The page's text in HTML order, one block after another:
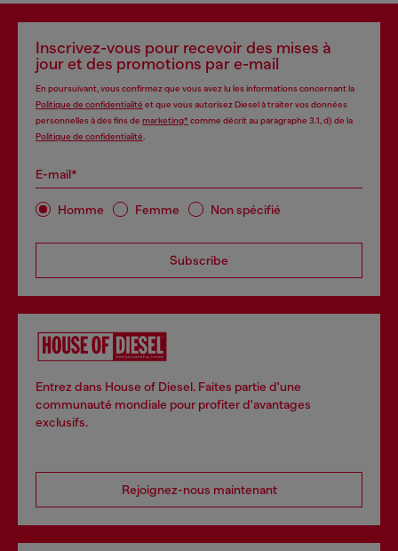
Inscrivez-vous pour recevoir des mises à
jour et des promotions par e-mail
En poursuivant, vous confirmez que vous avez lu les informations concernant la
Politique de confidentialité et que vous autorisez Diesel à traiter vos données
personnelles à des fins de marketing*comme décrit au paragraphe 3.1, d) de la
Politique de confidentialité
E-mail*
Homme Femme Non spécifié
Subscribe
Entrez dans House of Diesel. Faites partie d'une
communauté mondiale pour profiter d'avantages
exclusifs.
Rejoignez-nous maintenant